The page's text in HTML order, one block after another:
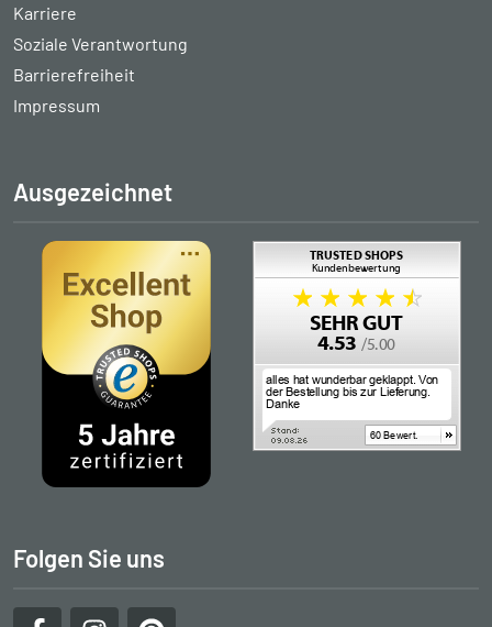
Karriere
Soziale Verantwortung
Barrierefreiheit
Impressum
Ausgezeichnet
Folgen Sie uns